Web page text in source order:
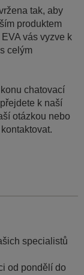
tak, aby
produktem
vás vyzve k
celým
chatovací
k naší
otázkou nebo
specialistů
od pondělí do